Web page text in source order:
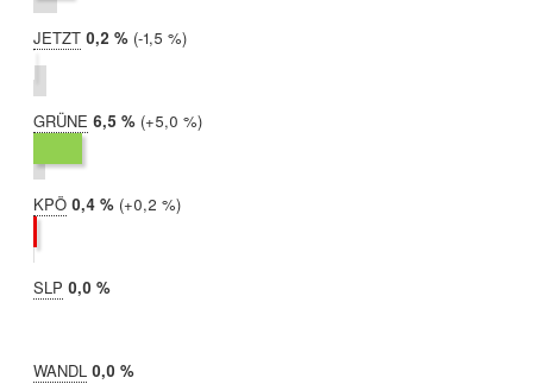
JETZT 2019:
0,2 %
2017:
1,8 %
Differenz:
-1,5 %
GRÜNE 2019:
6,5 %
2017:
1,5 %
Differenz:
+5,0 %
KPÖ 2019:
0,4 %
2017:
0,2 %
Differenz:
+0,2 %
SLP 2019:
0,0 %
WANDL 2019:
0,0 %